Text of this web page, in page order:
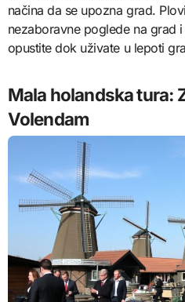
načina da se upozna grad.
nezaboravne poglede na grad
opustite dok uživate u lepoti
Mala holandska tura:
Volendam